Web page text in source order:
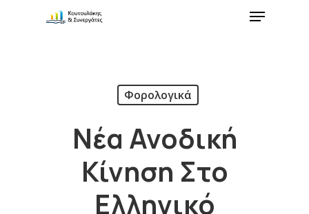
Φορολογικά
Νέα Ανοδική
Κίνηση Στο
Ελληνικό